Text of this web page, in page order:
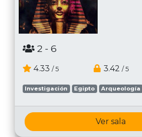
2 - 6
4.33 / 5 3.42 / 5
Investigación Egipto Arqueología
Ver sala